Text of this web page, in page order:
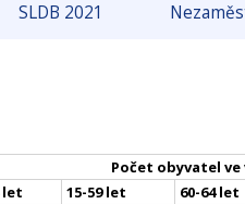
SLDB 2021
Počet obyvatel ve
let 15-59 let 60-64 let